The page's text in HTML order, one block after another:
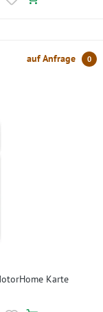
auf Anfrage 0
Karte